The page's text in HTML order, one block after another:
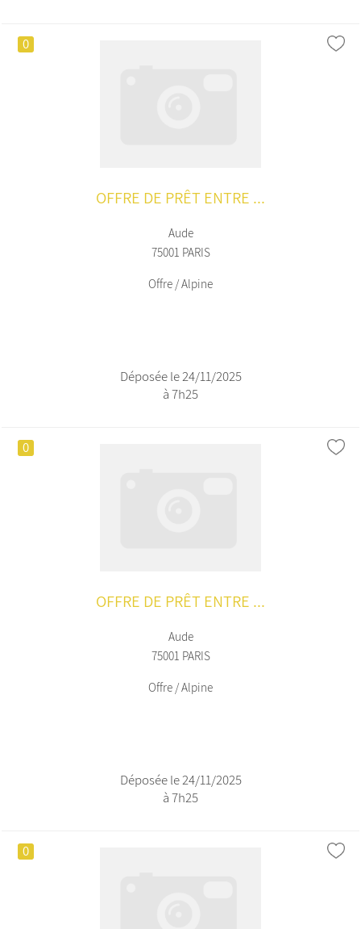
0
OFFRE DE PRÊT ENTRE ...
Aude
75001 PARIS
Offre / Alpine
Déposée le 24/11/2025
à 7h25
0
OFFRE DE PRÊT ENTRE ...
Aude
75001 PARIS
Offre / Alpine
Déposée le 24/11/2025
à 7h25
0